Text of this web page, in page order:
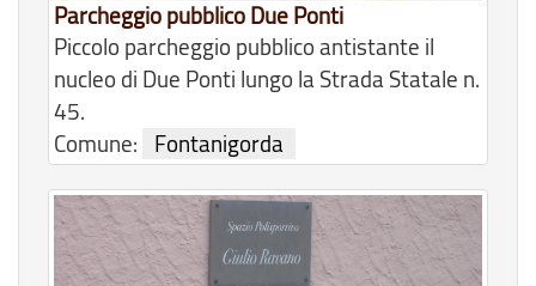
Parcheggio pubblico Due Ponti
Piccolo parcheggio pubblico antistante il
nucleo di Due Ponti lungo la Strada Statale n.
45.
Comune:
Fontanigorda